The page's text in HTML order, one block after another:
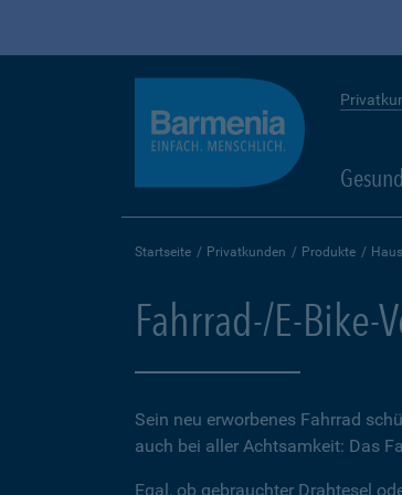
Startseite Privatkunden Produkte
Fahrrad-/E-Bike-
Sein neu erworbenes Fahrrad
auch bei aller Achtsamkeit: Das
Egal, ob gebrauchter Drahtesel